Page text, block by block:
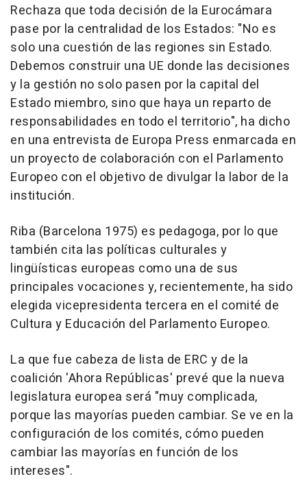
Rechaza que toda decisión de la Eurocámara
pase por la centralidad de los Estados: "No es
solo una cuestión de las regiones sin Estado.
Debemos construir una UE donde las decisiones
y la gestión no solo pasen por la capital del
Estado miembro, sino que haya un reparto de
responsabilidades en todo el territorio", ha dicho
en una entrevista de Europa Press enmarcada en
un proyecto de colaboración con el Parlamento
Europeo con el objetivo de divulgar la labor de la
institución.
Riba (Barcelona 1975) es pedagoga, por lo que
también cita las políticas culturales y
lingüísticas europeas como una de sus
principales vocaciones y, recientemente, ha sido
elegida vicepresidenta tercera en el comité de
Cultura y Educación del Parlamento Europeo.
La que fue cabeza de lista de ERC y de la
coalición 'Ahora Repúblicas' prevé que la nueva
legislatura europea será "muy complicada,
porque las mayorías pueden cambiar. Se ve en la
configuración de los comités, cómo pueden
cambiar las mayorías en función de los
intereses".